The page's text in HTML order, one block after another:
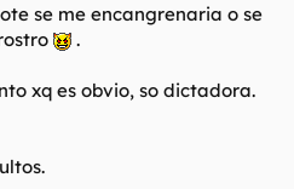
se me encangrenaria o se
.
xq es obvio, so dictadora.